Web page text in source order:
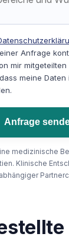
Anfrage
mir
meine Daten
Anfrage
medizinische
Klinische